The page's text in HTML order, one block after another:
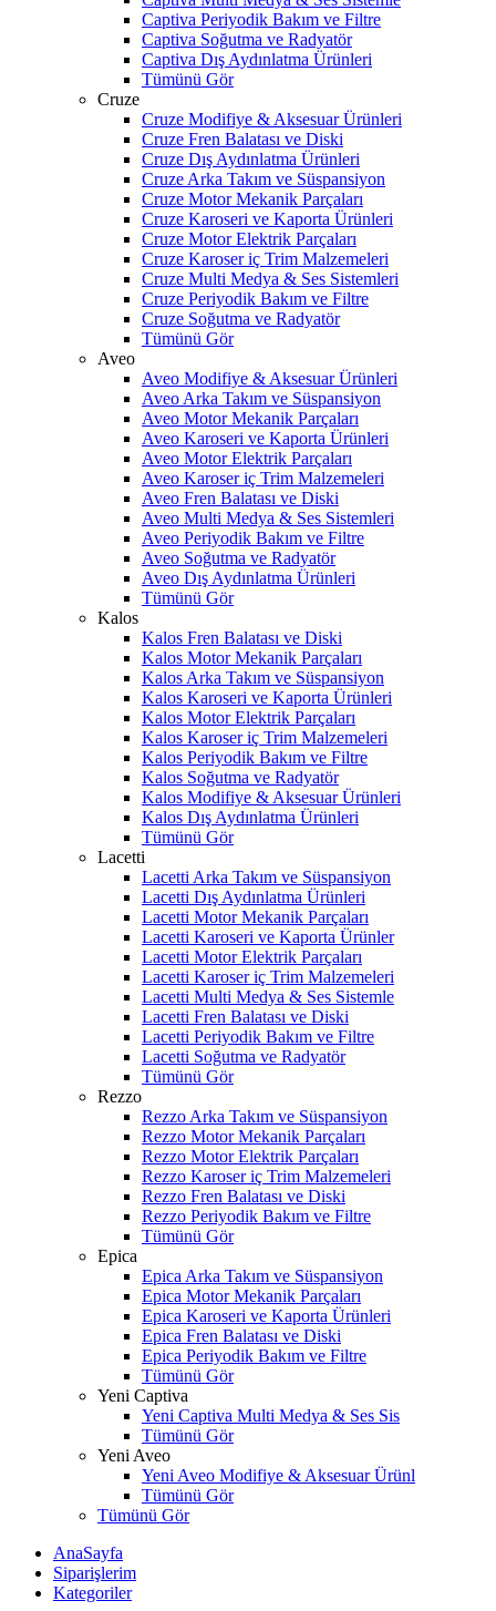
Captiva Periyodik Bakım ve Filtre
Captiva Soğutma ve Radyatör
Captiva Dış Aydınlatma Ürünleri
Tümünü Gör
Cruze
Cruze Modifiye & Aksesuar Ürünleri
Cruze Fren Balatası ve Diski
Cruze Dış Aydınlatma Ürünleri
Cruze Arka Takım ve Süspansiyon
Cruze Motor Mekanik Parçaları
Cruze Karoseri ve Kaporta Ürünleri
Cruze Motor Elektrik Parçaları
Cruze Karoser iç Trim Malzemeleri
Cruze Multi Medya & Ses Sistemleri
Cruze Periyodik Bakım ve Filtre
Cruze Soğutma ve Radyatör
Tümünü Gör
Aveo
Aveo Modifiye & Aksesuar Ürünleri
Aveo Arka Takım ve Süspansiyon
Aveo Motor Mekanik Parçaları
Aveo Karoseri ve Kaporta Ürünleri
Aveo Motor Elektrik Parçaları
Aveo Karoser iç Trim Malzemeleri
Aveo Fren Balatası ve Diski
Aveo Multi Medya & Ses Sistemleri
Aveo Periyodik Bakım ve Filtre
Aveo Soğutma ve Radyatör
Aveo Dış Aydınlatma Ürünleri
Tümünü Gör
Kalos
Kalos Fren Balatası ve Diski
Kalos Motor Mekanik Parçaları
Kalos Arka Takım ve Süspansiyon
Kalos Karoseri ve Kaporta Ürünleri
Kalos Motor Elektrik Parçaları
Kalos Karoser iç Trim Malzemeleri
Kalos Periyodik Bakım ve Filtre
Kalos Soğutma ve Radyatör
Kalos Modifiye & Aksesuar Ürünleri
Kalos Dış Aydınlatma Ürünleri
Tümünü Gör
Lacetti
Lacetti Arka Takım ve Süspansiyon
Lacetti Dış Aydınlatma Ürünleri
Lacetti Motor Mekanik Parçaları
Lacetti Karoseri ve Kaporta Ürünler
Lacetti Motor Elektrik Parçaları
Lacetti Karoser iç Trim Malzemeleri
Lacetti Multi Medya & Ses Sistemle
Lacetti Fren Balatası ve Diski
Lacetti Periyodik Bakım ve Filtre
Lacetti Soğutma ve Radyatör
Tümünü Gör
Rezzo
Rezzo Arka Takım ve Süspansiyon
Rezzo Motor Mekanik Parçaları
Rezzo Motor Elektrik Parçaları
Rezzo Karoser iç Trim Malzemeleri
Rezzo Fren Balatası ve Diski
Rezzo Periyodik Bakım ve Filtre
Tümünü Gör
Epica
Epica Arka Takım ve Süspansiyon
Epica Motor Mekanik Parçaları
Epica Karoseri ve Kaporta Ürünleri
Epica Fren Balatası ve Diski
Epica Periyodik Bakım ve Filtre
Tümünü Gör
Yeni Captiva
Yeni Captiva Multi Medya & Ses Sis
Tümünü Gör
Yeni Aveo
Yeni Aveo Modifiye & Aksesuar Ürünl
Tümünü Gör
Tümünü Gör
AnaSayfa
Siparişlerim
Kategoriler